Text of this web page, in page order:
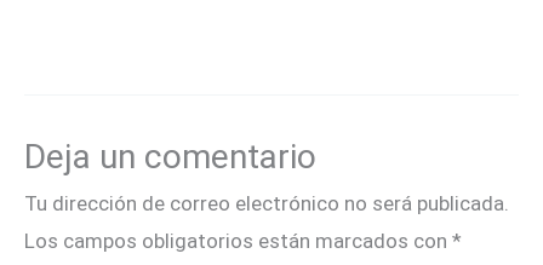
Deja un comentario
Tu dirección de correo electrónico no será publicada.
Los campos obligatorios están marcados con *